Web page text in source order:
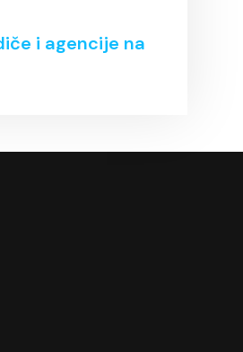
i agencije na